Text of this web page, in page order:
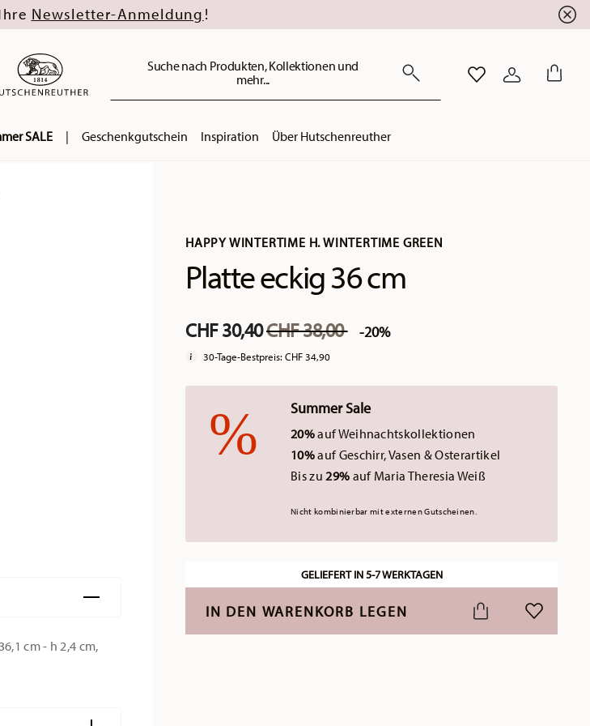
Newsletter-Anmeldung !
Suche nach Produkten, Kollektionen und
mehr...
WISHLISTANMELDEN
SALE | Geschenkgutschein Inspiration Über Hutschenreuther
HAPPY WINTERTIME H. WINTERTIME GREEN
Platte eckig 36 cm
CHF 30,40Price reduced from
CHF 38,00to-20%
30-Tage-Bestpreis:CHF 34,90
Summer Sale
20%auf Weihnachtskollektionen
10%auf Geschirr, Vasen & Osterartikel
Bis zu29% auf Maria Theresia Weiß
Nicht kombinierbar mit externen Gutscheinen.
GELIEFERT IN 5-7 WERKTAGEN
IN DEN WARENKORB LEGEN ADD TO
cm - h 2,4 cm,